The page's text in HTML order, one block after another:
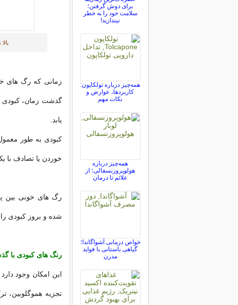
زمانی که رگ های
گذشت زمان، کبودی
یابد.
کبودی به طور
خوردن یا تصادف
رگ های خونی بین
شده و بروز کبودی
رنگ های کبودی با
این امکان وجود
تجزیه هموگلوبین،
برای دوش گرفتن؛
سلامت خود را به خطر
نیندازید!
همه‌چیز درباره تولکاپون:
کاربردها، عوارض و
نکات مهم
همه‌چیز درباره
هولوپروزنسفالی؛ از
علائم تا درمان
خواص درمانی آشواگاندا؛
گیاهی باستانی با فواید
مدرن